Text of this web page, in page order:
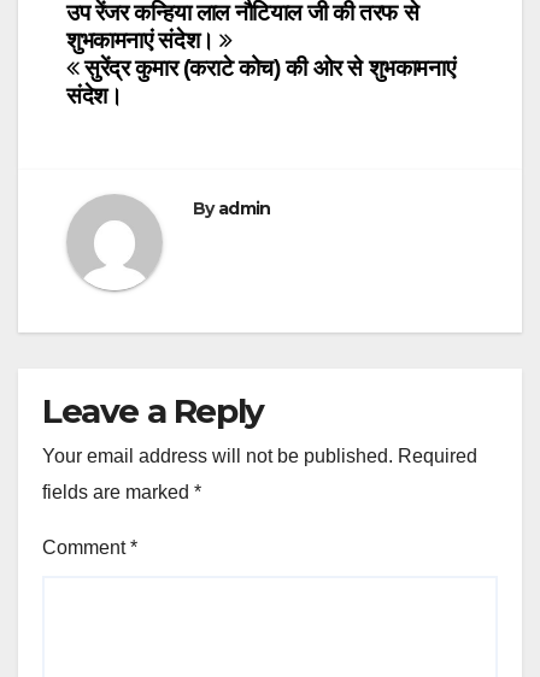
Post
navigation
उप रेंजर कन्हिया लाल नौटियाल जी की तरफ से
शुभकामनाएं संदेश।
सुरेंद्र कुमार (कराटे कोच) की ओर से शुभकामनाएं
संदेश।
Byadmin
Leave a Reply
Your email address will not be published. Required
fields are marked *
Comment*